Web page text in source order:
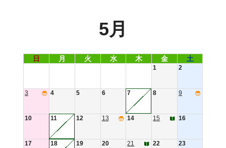
5月
日 月 火 水 木 金 土
1 2
3 4 5 6 7 8 9
10 11 12 13 14 15 16
17 18 19 20 21 22 23